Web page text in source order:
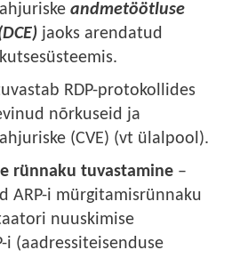
andmetöötluse
jaoks arendatud
RDP-protokollides
nõrkuseid ja
(CVE) (vt ülalpool).
rünnaku tuvastamine –
ARP-i mürgitamisrünnaku
nuuskimise
i (aadressiteisenduse